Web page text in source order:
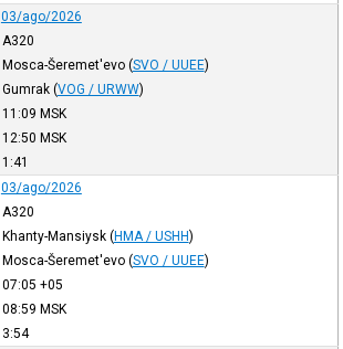
03/ago/2026
A320
Mosca-Šeremet'evo (SVO / UUEE)
Gumrak (VOG / URWW)
11:09 MSK
12:50 MSK
1:41
03/ago/2026
A320
Khanty-Mansiysk (HMA / USHH)
Mosca-Šeremet'evo (SVO / UUEE)
07:05 +05
08:59 MSK
3:54